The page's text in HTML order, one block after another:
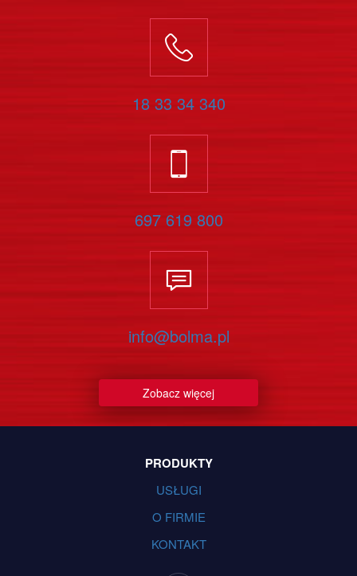
18 33 34 340
697 619 800
info@bolma.pl
Zobacz więcej
PRODUKTY
USŁUGI
O FIRMIE
KONTAKT